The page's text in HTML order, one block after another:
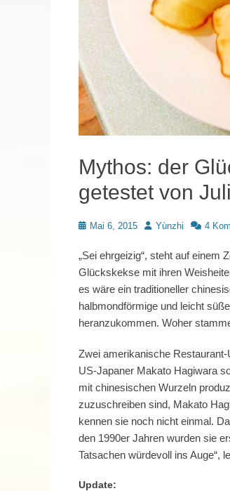
Mythos: der
getestet von
PostedMai 6, 2015 AutorYùnzhi 4
„Sei ehrgeizig“, steht auf einem
Glückskekse mit ihren
es wäre ein traditioneller
halbmondförmige und leicht
heranzukommen. Woher
Zwei amerikanische
US-Japaner Makato Hagiwara
mit chinesischen Wurzeln
zuzuschreiben sind, Makato
kennen sie noch nicht einmal.
den 1990er Jahren wurden sie
Tatsachen würdevoll ins Auge“,
Update: